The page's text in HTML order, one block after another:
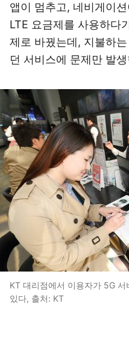
앱이 멈추고, 네비게이
LTE 요금제를 사용하다
제로 바꿨는데, 지불하
던 서비스에 문제만 발
KT 대리점에서 이용자가 5G
있다, 출처: KT